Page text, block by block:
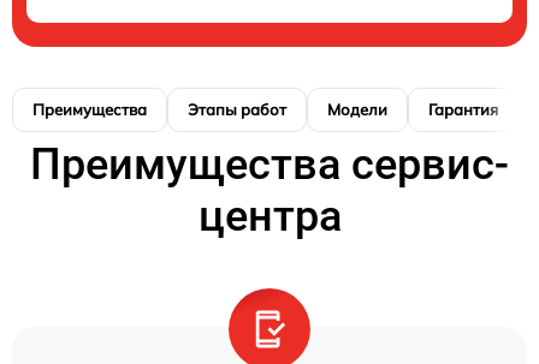
Преимущества Этапы работ Модели Гарантия
Преимущества сервис-
центра